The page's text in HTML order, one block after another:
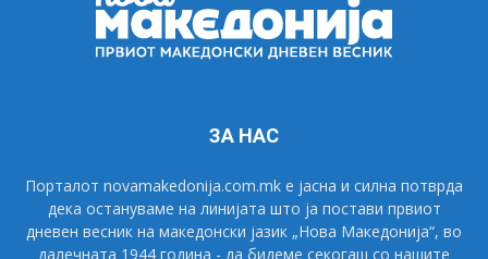
ЗА НАС
Порталот novamakedonija.com.mk е јасна и силна потврда
дека остануваме на линијата што ја постави првиот
дневен весник на македонски јазик „Нова Македонија“, во
далечната 1944 година - да бидеме секогаш со нашите